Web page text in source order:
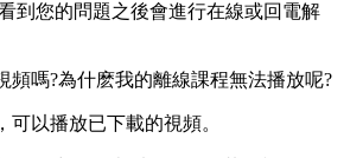
到您的問題之後會進行在線或回電解
頻嗎?為什麽我的離線課程無法播放呢?
可以播放已下載的視頻。